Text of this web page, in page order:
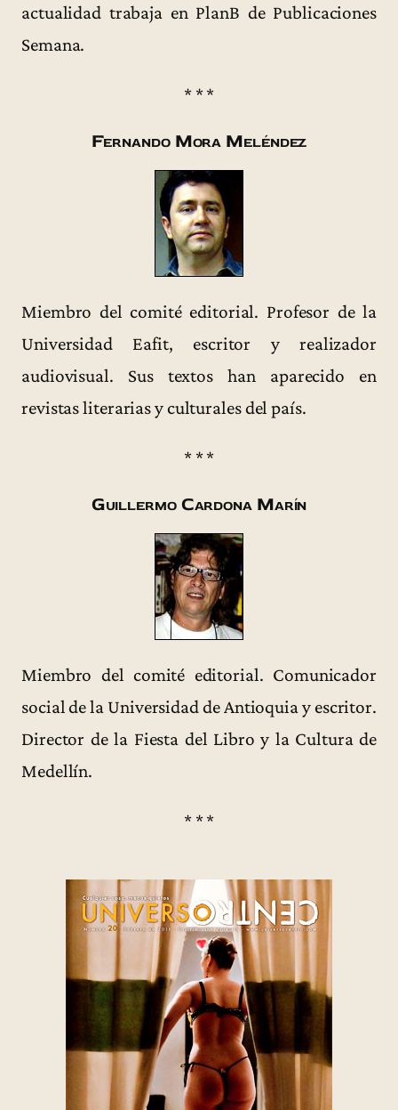
actualidad trabaja en PlanB de Publicaciones
Semana.
* * *
Fernando Mora Meléndez
Miembro del comité editorial. Profesor de la
Universidad Eafit, escritor y realizador
audiovisual. Sus textos han aparecido en
revistas literarias y culturales del país.
* * *
Guillermo Cardona Marín
Miembro del comité editorial. Comunicador
social de la Universidad de Antioquia y escritor.
Director de la Fiesta del Libro y la Cultura de
Medellín.
* * *